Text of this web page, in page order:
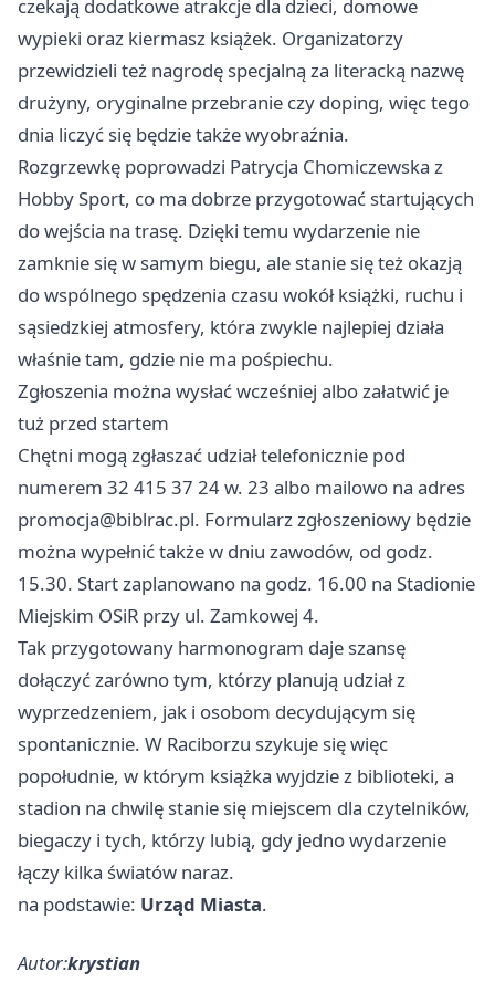
czekają dodatkowe atrakcje dla dzieci, domowe
wypieki oraz kiermasz książek. Organizatorzy
przewidzieli też nagrodę specjalną za literacką nazwę
drużyny, oryginalne przebranie czy doping, więc tego
dnia liczyć się będzie także wyobraźnia.
Rozgrzewkę poprowadzi Patrycja Chomiczewska z
Hobby Sport, co ma dobrze przygotować startujących
do wejścia na trasę. Dzięki temu wydarzenie nie
zamknie się w samym biegu, ale stanie się też okazją
do wspólnego spędzenia czasu wokół książki, ruchu i
sąsiedzkiej atmosfery, która zwykle najlepiej działa
właśnie tam, gdzie nie ma pośpiechu.
Zgłoszenia można wysłać wcześniej albo załatwić je
tuż przed startem
Chętni mogą zgłaszać udział telefonicznie pod
numerem 32 415 37 24 w. 23 albo mailowo na adres
promocja@biblrac.pl. Formularz zgłoszeniowy będzie
można wypełnić także w dniu zawodów, od godz.
15.30. Start zaplanowano na godz. 16.00 na Stadionie
Miejskim OSiR przy ul. Zamkowej 4.
Tak przygotowany harmonogram daje szansę
dołączyć zarówno tym, którzy planują udział z
wyprzedzeniem, jak i osobom decydującym się
spontanicznie. W Raciborzu szykuje się więc
popołudnie, w którym książka wyjdzie z biblioteki, a
stadion na chwilę stanie się miejscem dla czytelników,
biegaczy i tych, którzy lubią, gdy jedno wydarzenie
łączy kilka światów naraz.
na podstawie: Urząd Miasta.
Autor:krystian